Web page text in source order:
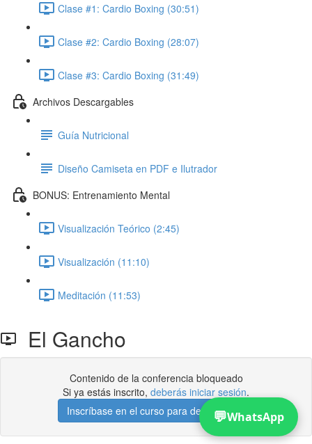
Clase #1: Cardio Boxing (30:51)
Clase #2: Cardio Boxing (28:07)
Clase #3: Cardio Boxing (31:49)
Archivos Descargables
Guía Nutricional
Diseño Camiseta en PDF e Ilutrador
BONUS: Entrenamiento Mental
Visualización Teórico (2:45)
Visualización (11:10)
Meditación (11:53)
El Gancho
Contenido de la conferencia bloqueado
Si ya estás inscrito, deberás iniciar sesión.
Inscríbase en el curso para desbloquear
💬WhatsApp